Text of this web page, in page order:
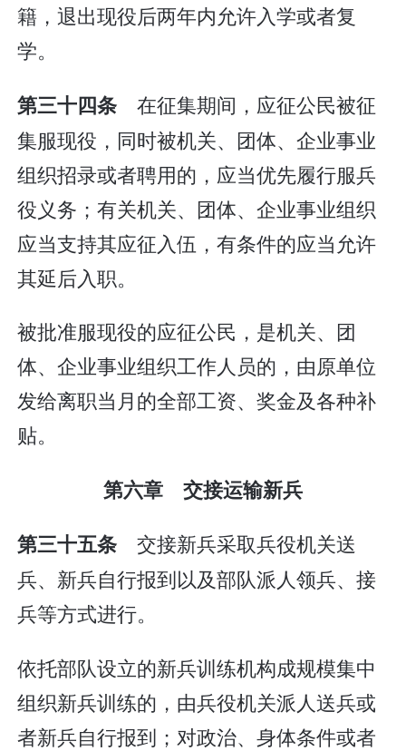
籍，退出现役后两年内允许入学或者复
学。
第三十四条 在征集期间，应征公民被征
集服现役，同时被机关、团体、企业事业
组织招录或者聘用的，应当优先履行服兵
役义务；有关机关、团体、企业事业组织
应当支持其应征入伍，有条件的应当允许
其延后入职。
被批准服现役的应征公民，是机关、团
体、企业事业组织工作人员的，由原单位
发给离职当月的全部工资、奖金及各种补
贴。
第六章 交接运输新兵
第三十五条 交接新兵采取兵役机关送
兵、新兵自行报到以及部队派人领兵、接
兵等方式进行。
依托部队设立的新兵训练机构成规模集中
组织新兵训练的，由兵役机关派人送兵或
者新兵自行报到；对政治、身体条件或者